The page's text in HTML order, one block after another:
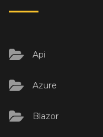
Api
Azure
Blazor